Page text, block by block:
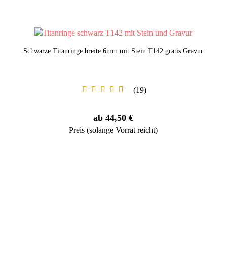
Schwarze Titanringe breite 6mm mit Stein T142 gratis Gravur
19
ab 44,50 €
Preis (solange Vorrat reicht)